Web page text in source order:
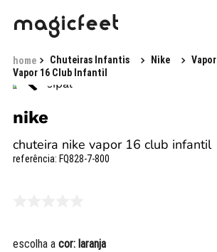
Chuteiras Infantis Nike Vapor
Vapor 16 Club Infantil
nike
chuteira nike vapor 16 club infantil
referência: FQ828-7-800
escolha a cor: laranja